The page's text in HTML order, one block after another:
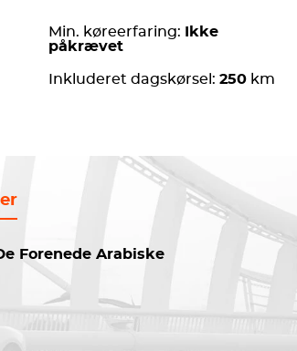
Min. køreerfaring:
Ikke
påkrævet
Inkluderet dagskørsel: 250km
Forenede Arabiske